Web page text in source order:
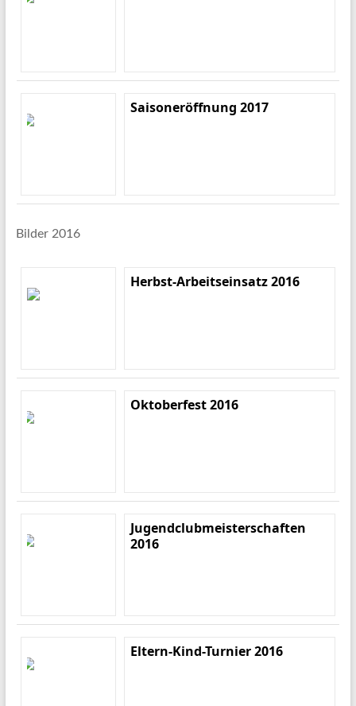
Saisoneröffnung 2017
Bilder 2016
Herbst-Arbeitseinsatz 2016
Oktoberfest 2016
Jugendclubmeisterschaften
2016
Eltern-Kind-Turnier 2016